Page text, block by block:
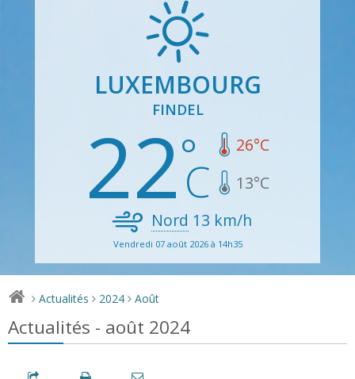
LUXEMBOURG
FINDEL
22 26°C
13°C
Nord 13 km/h
Vendredi 07 août 2026 à 14h35
> Actualités > 2024 > Août
Actualités - août 2024